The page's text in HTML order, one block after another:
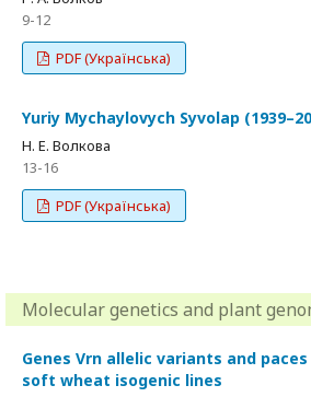
9-12
PDF (Українська)
Yuriy Mychaylovych Syvolap
Н. Е. Волкова
13-16
PDF (Українська)
Molecular genetics and plant
Genes Vrn allelic variants and
soft wheat isogenic lines